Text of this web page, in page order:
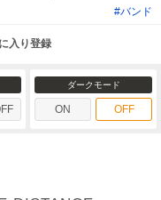
#バンド
入り登録
ダークモード
ON OFF